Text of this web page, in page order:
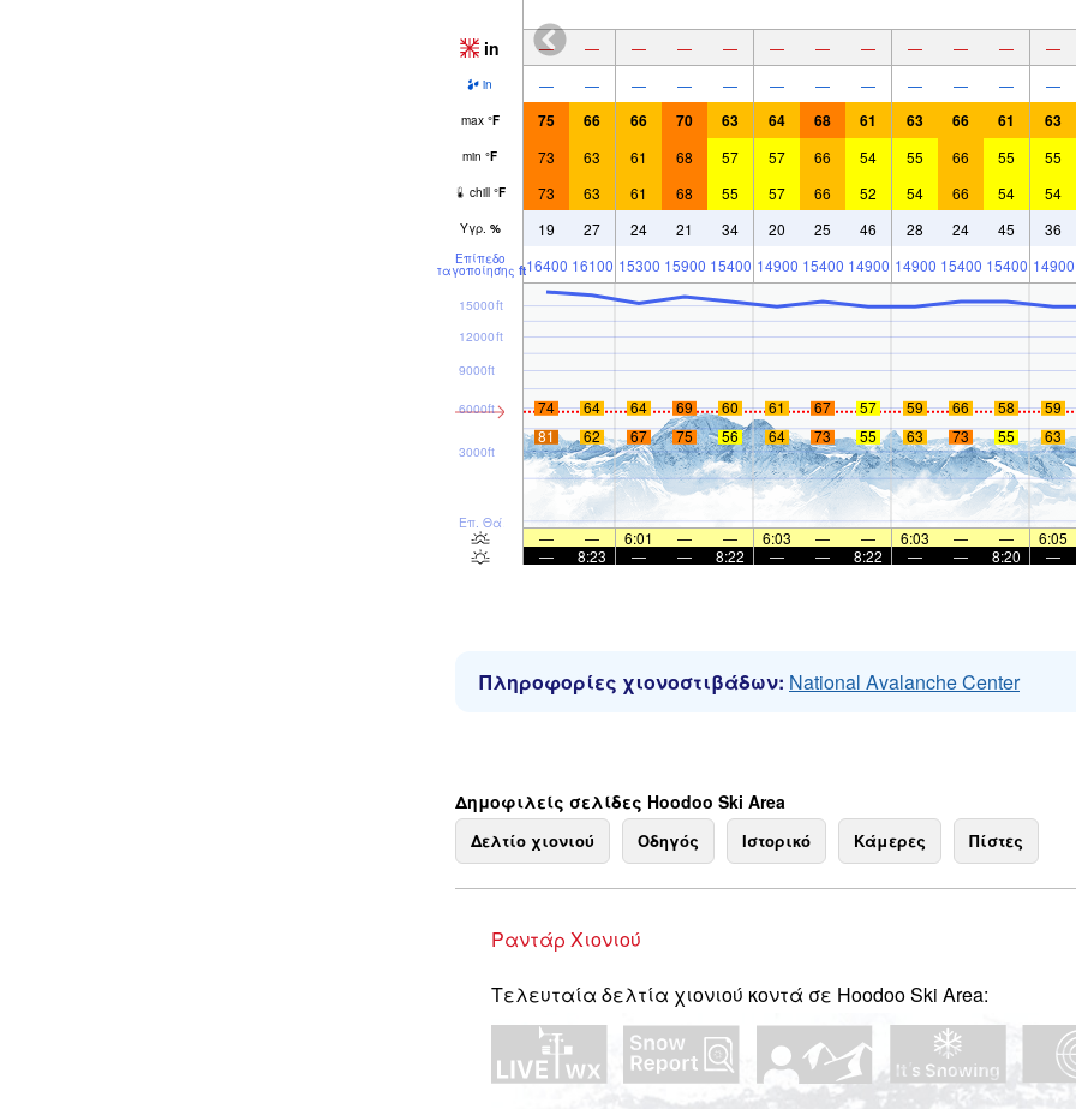
in — — — — — — — — — — — —
in — — — — — — — — — — — —
max °F 75 66 66 70 63 64 68 61 63 66 61 63
min °F 73 63 61 68 57 57 66 54 55 66 55 55
chill °F 73 63 61 68 55 57 66 52 54 66 54 54
Υγρ. % 19 27 24 21 34 20 25 46 28 24 45 36
Επίπεδο
παγοποίησης ft16400 16100 15300 15900 15400 14900 15400 14900 14900 15400 15400 14900
Επ. Θάλ
3000ft
6000ft
9000ft
12000ft
15000ft
74 64 64 69 60 61 67 57 59 66 58 59
81
62 67 75 56 64 73 55 63 73 55 63
— — 6:01 — — 6:03 — — 6:03 — — 6:05
—
8:23 — — 8:22 — — 8:22 — — 8:20 —
Πληροφορίες χιονοστιβάδων: National Avalanche Center
Δημοφιλείς σελίδες Hoodoo Ski Area
Δελτίο χιονιού Οδηγός Ιστορικό Κάμερες Πίστες
Ραντάρ Χιονιού
Τελευταία δελτία χιονιού κοντά σε Hoodoo Ski Area: